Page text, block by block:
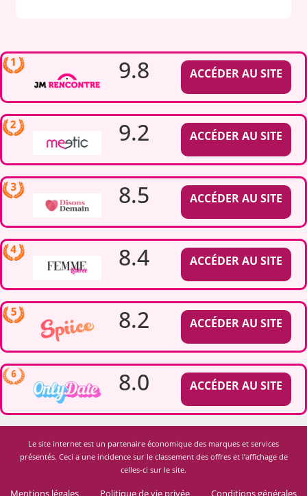
9.8 ACCÉDER AU SITE
9.2 ACCÉDER AU SITE
8.5 ACCÉDER AU SITE
8.4 ACCÉDER AU SITE
8.2 ACCÉDER AU SITE
8.0 ACCÉDER AU SITE
Le site internet est un partenaire économique des marques et services
présentés. Ceci a une incidence sur le classement des offres et l’affichage de
celles-ci sur le site.
Mentions légales Politique de vie privée Conditions générales